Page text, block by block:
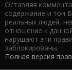
Оставляя
содержание и тон
реальных людей,
отношение к
нарушают эти
заблокированы.
Полная версия